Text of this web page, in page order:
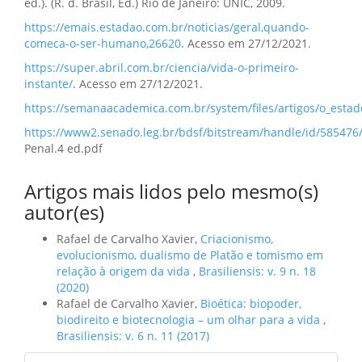
https://emais.estadao.com.br/noticias/geral,quando-
comeca-o-ser-humano,26620. Acesso em 27/12/2021.
https://super.abril.com.br/ciencia/vida-o-primeiro-
instante/. Acesso em 27/12/2021.
https://semanaacademica.com.br/system/files/artigos/
https://www2.senado.leg.br/bdsf/bitstream/handle/id/
Penal.4 ed.pdf
Artigos mais lidos pelo mesmo(s)
autor(es)
Rafael de Carvalho Xavier, Criacionismo,
evolucionismo, dualismo de Platão e tomismo em
relação à origem da vida , Brasiliensis: v. 9 n. 18
(2020)
Rafael de Carvalho Xavier, Bioética: biopoder,
biodireito e biotecnologia – um olhar para a vida ,
Brasiliensis: v. 6 n. 11 (2017)